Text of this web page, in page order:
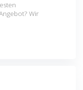
Wir